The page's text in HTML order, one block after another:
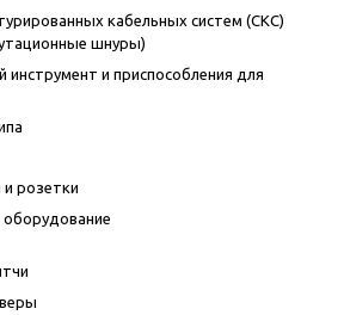
кабельных систем (СКС)
шнуры)
и приспособления для
розетки